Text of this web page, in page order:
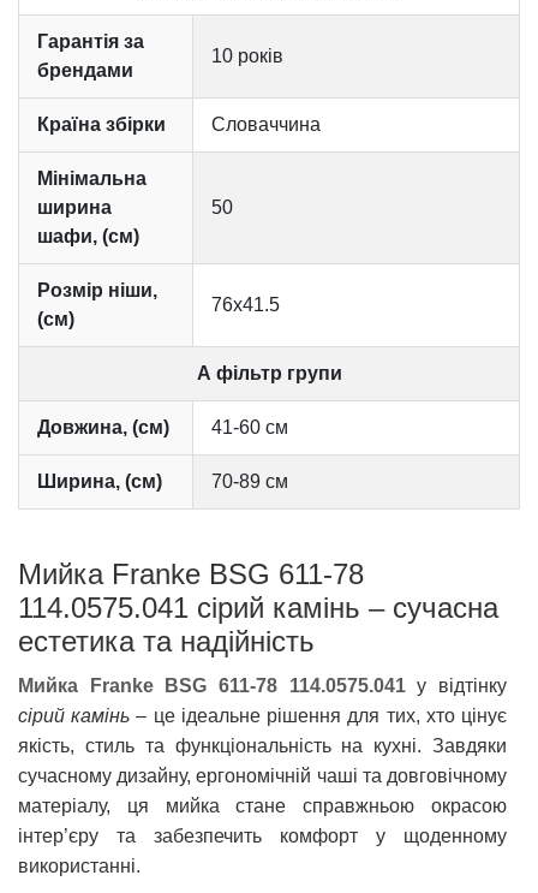
Гарантія за
брендами
10 років
Країна збірки Словаччина
Мінімальна
ширина
шафи, (см)
50
Розмір ніши,
(см)
76х41.5
А фільтр групи
Довжина, (см) 41-60 см
Ширина, (см) 70-89 см
Мийка Franke BSG 611-78
114.0575.041 сірий камінь – сучасна
естетика та надійність
Мийка Franke BSG 611-78 114.0575.041у відтінку
сірий камінь – це ідеальне рішення для тих, хто цінує
якість, стиль та функціональність на кухні. Завдяки
сучасному дизайну, ергономічній чаші та довговічному
матеріалу, ця мийка стане справжньою окрасою
інтер’єру та забезпечить комфорт у щоденному
використанні.